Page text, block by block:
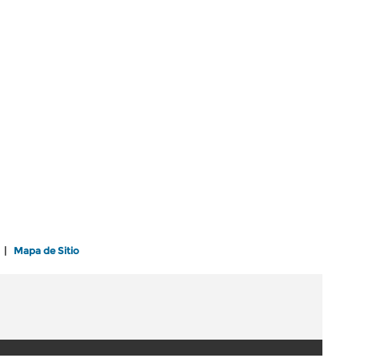
Mapa de Sitio